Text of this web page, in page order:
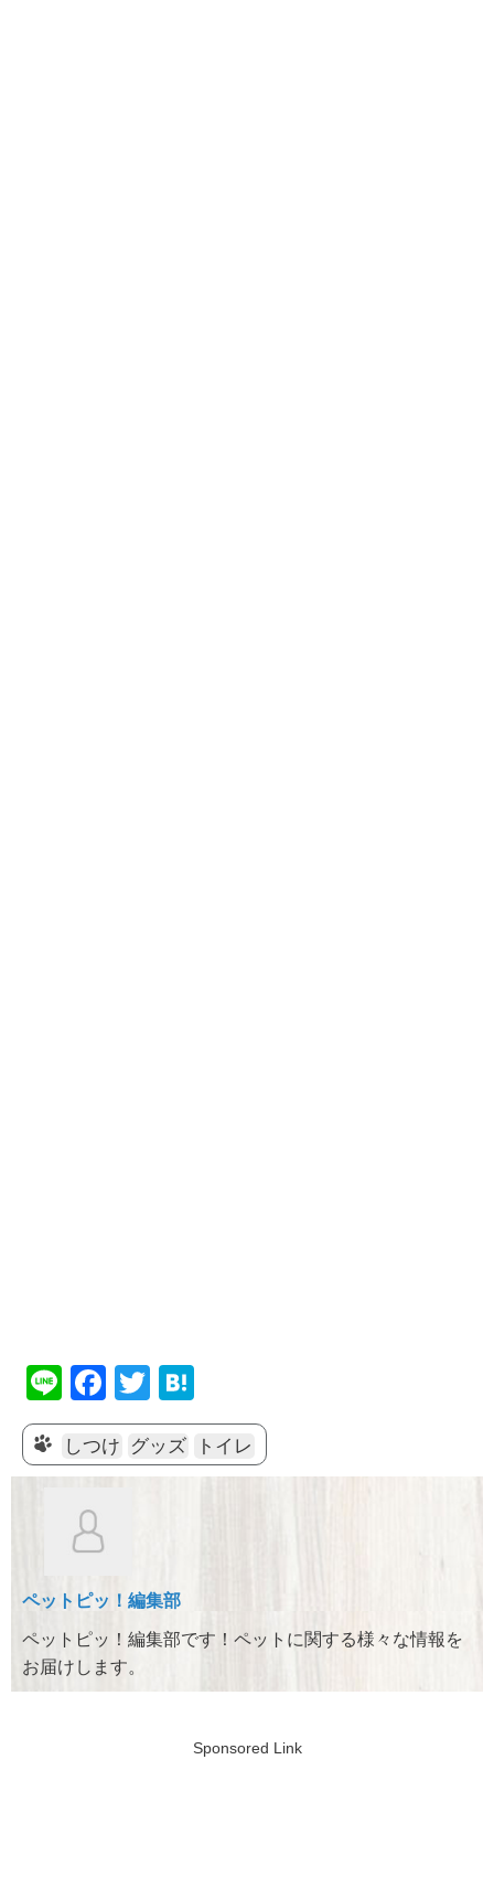
Li
n
e
F
a
c
e
o
k
T
wi
tt
er
at
e
n
しつけ グッズ トイレ
ペットピッ！編集部
ペットピッ！編集部です！ペットに関する様々な情報を
お届けします。
Sponsored Link